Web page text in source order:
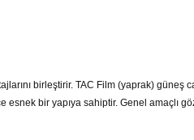
birleştirir. TAC Film (yaprak) güneş
bir yapıya sahiptir. Genel amaçlı